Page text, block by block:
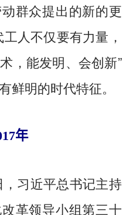
群众提出的新的更
人不仅要有力量，
，能发明、会创新”
鲜明的时代特征。
年
习近平总书记主持
革领导小组第三十